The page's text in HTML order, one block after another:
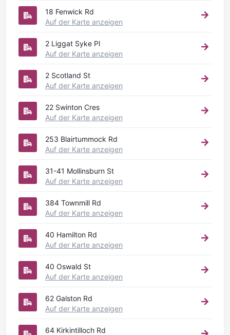
18 Fenwick Rd
Auf der Karte anzeigen
2 Liggat Syke Pl
Auf der Karte anzeigen
2 Scotland St
Auf der Karte anzeigen
22 Swinton Cres
Auf der Karte anzeigen
253 Blairtummock Rd
Auf der Karte anzeigen
31-41 Mollinsburn St
Auf der Karte anzeigen
384 Townmill Rd
Auf der Karte anzeigen
40 Hamilton Rd
Auf der Karte anzeigen
40 Oswald St
Auf der Karte anzeigen
62 Galston Rd
Auf der Karte anzeigen
64 Kirkintilloch Rd